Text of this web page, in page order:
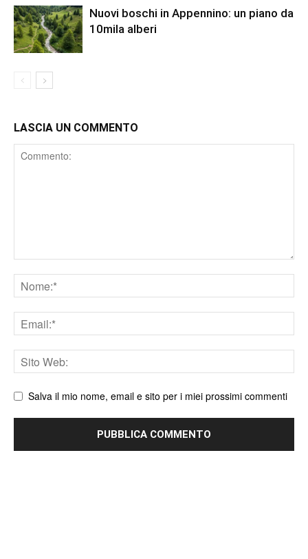
Nuovi boschi in Appennino: un piano da
10mila alberi
LASCIA UN COMMENTO
Comment
Nome
Email
Sito
web
Salva il mio nome, email e sito per i miei prossimi commenti